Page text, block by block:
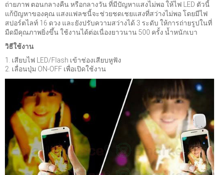
ถ่ายภาพ ตอนกลางคืน หรือกลางวัน ที่มีปัญหาแสงไม่พอ ให้ไฟ LED ตัวนี้
แก้ปัญหาของคุณ แสงแฟลชนี้จะช่วยชดเชยแสงที่สว่างไม่พอ โดยมีไฟ
สปอร์ตไลท์ 16 ดวง และยังปรับความสว่างได้ 3 ระดับ ให้การถ่ายรูปในที่
มืดมีคุณภาพยิ่งขึ้น ใช้งานได้ต่อเนื่องยาวนาน 500 ครั้ง น้ำหนักเบา
วิธีใช้งาน
1. เสียบไฟ LED/Flash เข้าช่องเสียบหูฟัง
2. เลื่อนปุ่ม ON-OFF เพื่อเปิดใช้งาน